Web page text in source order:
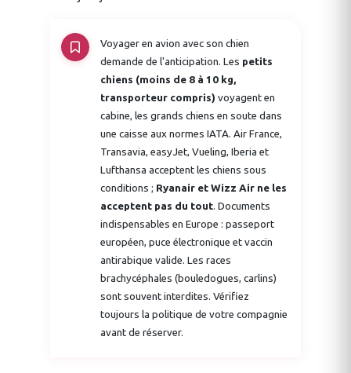
Voyager en avion avec son chien
demande de l'anticipation. Les petits
chiens (moins de 8 à 10 kg,
transporteur compris) voyagent en
cabine, les grands chiens en soute dans
une caisse aux normes IATA. Air France,
Transavia, easyJet, Vueling, Iberia et
Lufthansa acceptent les chiens sous
conditions ; Ryanair et Wizz Air ne les
acceptent pas du tout. Documents
indispensables en Europe : passeport
européen, puce électronique et vaccin
antirabique valide. Les races
brachycéphales (bouledogues, carlins)
sont souvent interdites. Vérifiez
toujours la politique de votre compagnie
avant de réserver.